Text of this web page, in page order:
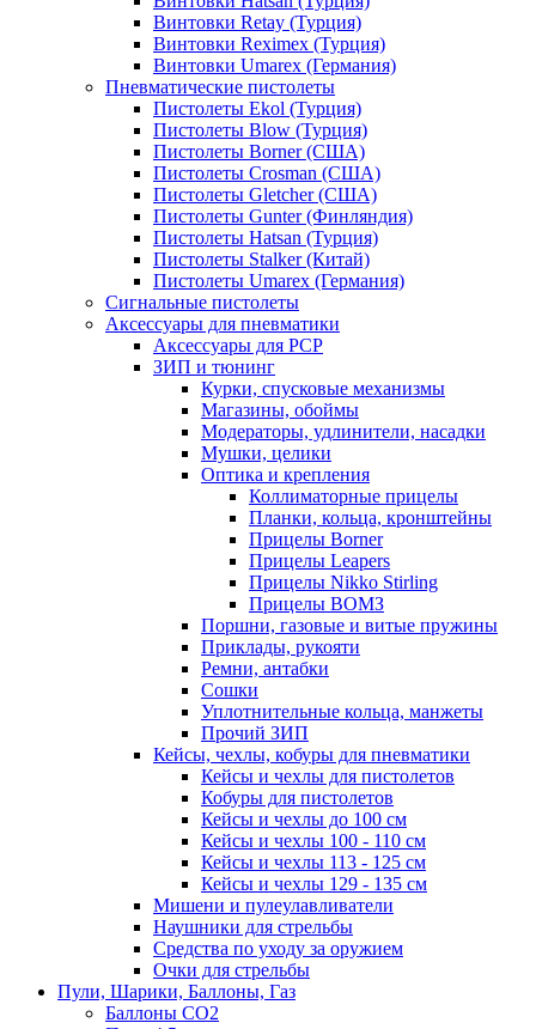
Винтовки Retay (Турция)
Винтовки Reximex (Турция)
Винтовки Umarex (Германия)
Пневматические пистолеты
Пистолеты Ekol (Турция)
Пистолеты Blow (Турция)
Пистолеты Borner (США)
Пистолеты Crosman (США)
Пистолеты Gletcher (США)
Пистолеты Gunter (Финляндия)
Пистолеты Hatsan (Турция)
Пистолеты Stalker (Китай)
Пистолеты Umarex (Германия)
Сигнальные пистолеты
Аксессуары для пневматики
Аксессуары для PCP
ЗИП и тюнинг
Курки, спусковые механизмы
Магазины, обоймы
Модераторы, удлинители, насадки
Мушки, целики
Оптика и крепления
Коллиматорные прицелы
Планки, кольца, кронштейны
Прицелы Borner
Прицелы Leapers
Прицелы Nikko Stirling
Прицелы ВОМЗ
Поршни, газовые и витые пружины
Приклады, рукояти
Ремни, антабки
Сошки
Уплотнительные кольца, манжеты
Прочий ЗИП
Кейсы, чехлы, кобуры для пневматики
Кейсы и чехлы для пистолетов
Кобуры для пистолетов
Кейсы и чехлы до 100 см
Кейсы и чехлы 100 - 110 см
Кейсы и чехлы 113 - 125 см
Кейсы и чехлы 129 - 135 см
Мишени и пулеулавливатели
Наушники для стрельбы
Средства по уходу за оружием
Очки для стрельбы
Пули, Шарики, Баллоны, Газ
Баллоны CO2